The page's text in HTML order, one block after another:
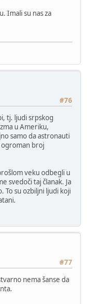
Imali su nas za
#76
tj. ljudi srpskog
u Ameriku,
samo da astronauti
ogroman broj
veku odbegli u
svedoči taj članak. Ja
To su ozbiljni ljudi koji
#77
nema šanse da